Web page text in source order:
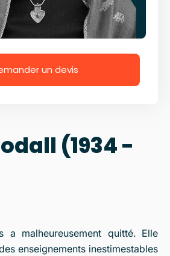
(1934 -
a malheureusement quitté. Elle
enseignements inestimestables
un devis